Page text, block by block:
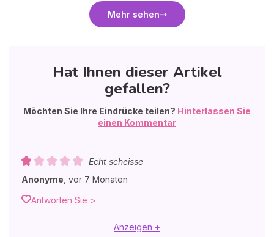
Mehr sehen
Hat Ihnen dieser Artikel
gefallen?
Möchten Sie Ihre Eindrücke teilen? Hinterlassen Sie
einen Kommentar
Echt scheisse
Anonyme, vor 7 Monaten
Antworten Sie >
Anzeigen +